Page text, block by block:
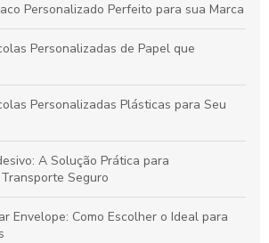
Personalizado Perfeito para sua Marca
Personalizadas de Papel que
Personalizadas Plásticas para Seu
A Solução Prática para
Seguro
Envelope: Como Escolher o Ideal para